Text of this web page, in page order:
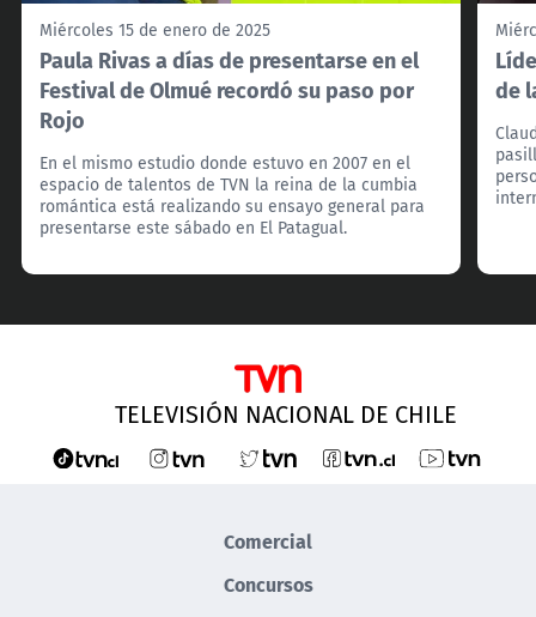
Miércoles 15 de enero de 2025
Paula Rivas a días de presentarse en el
Festival de Olmué recordó su paso por
Rojo
En el mismo estudio donde estuvo en 2007 en el
espacio de talentos de TVN la reina de la cumbia
romántica está realizando su ensayo general para
presentarse este sábado en El Patagual.
de
TELEVISIÓN NACIONAL DE CHILE
Comercial
Concursos